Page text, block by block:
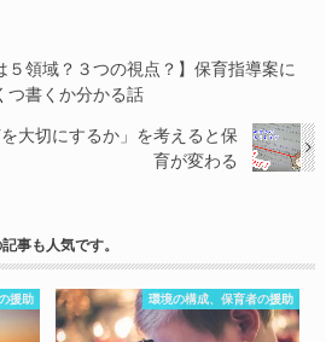
５領域？３つの視点？】保育指導案に
つ書くか分かる話
大切にするか」を考えると保
育が変わる
事も人気です。
援助 環境の構成、保育者の援助